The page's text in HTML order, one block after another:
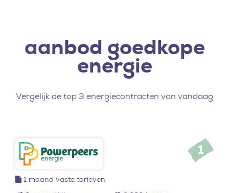
aanbod goedkope
energie
Vergelijk de top 3 energiecontracten van vandaag
1
1 maand vaste tarieven